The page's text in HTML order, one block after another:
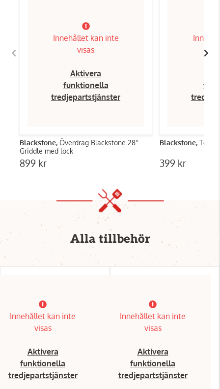
Innehållet kan inte
visas
Aktivera
funktionella
tredjepartstjänster
Blackstone, Överdrag Blackstone 28"
Griddle med lock
899 kr
Blackstone,
399 kr
Alla tillbehör
Innehållet kan inte
visas
Aktivera
funktionella
tredjepartstjänster
Innehållet kan inte
visas
Aktivera
funktionella
tredjepartstjänster